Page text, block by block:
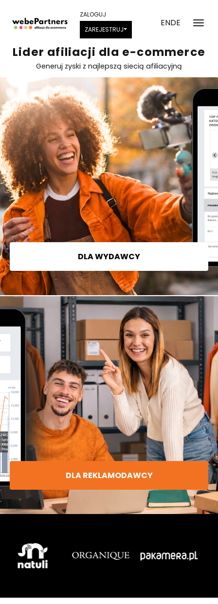
ENDE
ZALOGUJ
ZAREJESTRUJ
Lider afiliacji dla e-commerce
Generuj zyski z najlepszą siecią afiliacyjną
DLA WYDAWCY
DLA REKLAMODAWCY